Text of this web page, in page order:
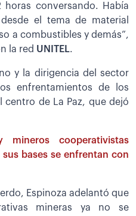
horas conversando. Había
el tema de material
a combustibles y demás”,
la red UNITEL.
y la dirigencia del sector
enfrentamientos de los
centro de La Paz, que dejó
mineros cooperativistas
bases se enfrentan con
Espinoza adelantó que
mineras ya no se